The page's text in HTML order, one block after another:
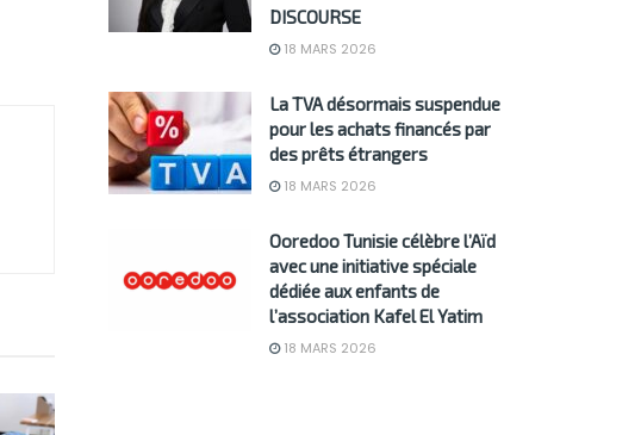
DISCOURSE
18 MARS 2026
La TVA désormais suspendue
pour les achats financés par
des prêts étrangers
18 MARS 2026
Ooredoo Tunisie célèbre l’Aïd
avec une initiative spéciale
dédiée aux enfants de
l’association Kafel El Yatim
18 MARS 2026